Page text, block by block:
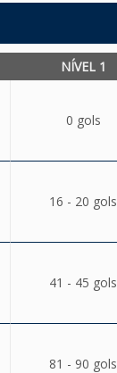
NÍVEL 1
0 gols
16 - 20 gols
41 - 45 gols
81 - 90 gols